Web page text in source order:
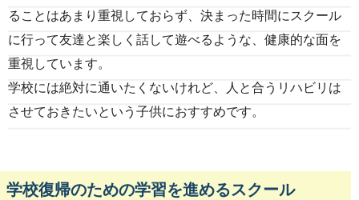
ることはあまり重視しておらず、決まった時間にスクール
に行って友達と楽しく話して遊べるような、健康的な面を
重視しています。
学校には絶対に通いたくないけれど、人と合うリハビリは
させておきたいという子供におすすめです。
学校復帰のための学習を進めるスクール